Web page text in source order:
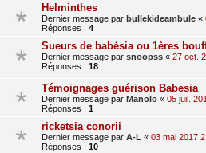
Helminthes
Dernier message par bullekideambule «
Réponses : 4
Sueurs de babésia ou 1ères
Dernier message par snoopss « 27 oct.
Réponses : 18
Témoignages guérison Babesia
Dernier message par Manolo « 05 juil.
Réponses : 1
ricketsia conorii
Dernier message par A-L « 03 mai 2017
Réponses : 10